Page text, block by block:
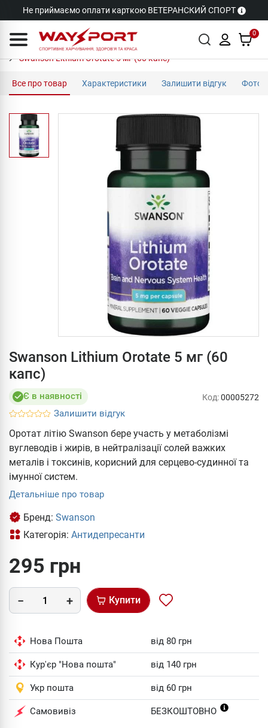
Не приймаємо оплати карткою ВЕТЕРАНСКИЙ СПОРТ
0
Swanson Lithium Orotate 5 мг (60 капс)
Все про товар Характеристики Залишити відгук Фото
Swanson Lithium Orotate 5 мг (60
капс)
Є в наявності
Залишити відгук
Код:00005272
Оротат літію Swanson бере участь у метаболізмі
вуглеводів і жирів, в нейтралізації солей важких
металів і токсинів, корисний для серцево-судинної та
імунної систем.
Детальніше про товар
Бренд: Swanson
Категорія: Антидепресанти
295 грн
Купити
Нова Пошта від 80 грн
Кур'єр "Нова пошта" від 140 грн
Укр пошта від 60 грн
Самовивіз БЕЗКОШТОВНО